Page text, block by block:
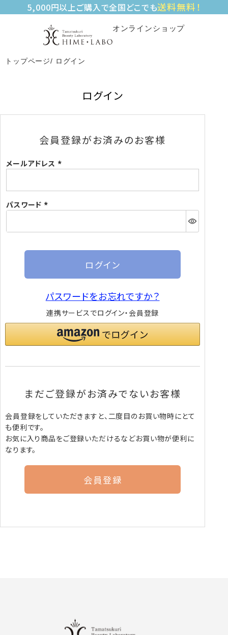
5,000円以上ご購入で全国どこでも送料無料！
オンラインショップ
トップページ ログイン
ログイン
会員登録がお済みのお客様
メールアドレス
パスワード
ログイン
パスワードをお忘れですか？
連携サービスでログイン・会員登録
まだご登録がお済みでないお客様
会員登録をしていただきますと、二度目のお買い物時にとて
も便利です。
お気に入り商品をご登録いただけるなどお買い物が便利に
なります。
会員登録